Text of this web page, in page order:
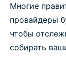
Многие
провайдеры
чтобы
собирать